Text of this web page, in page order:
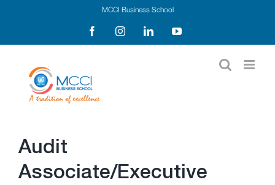
MCCI Business School
FacebookInstagramLinkedInYouTube
Audit
Associate/Executive